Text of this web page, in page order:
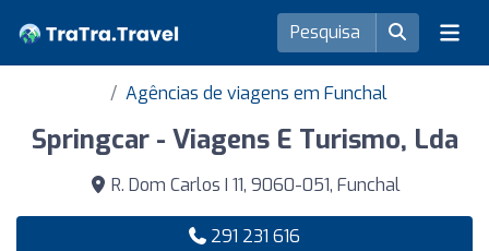
Agências de viagens em Funchal
Springcar - Viagens E Turismo, Lda
R. Dom Carlos I 11, 9060-051, Funchal
291 231 616